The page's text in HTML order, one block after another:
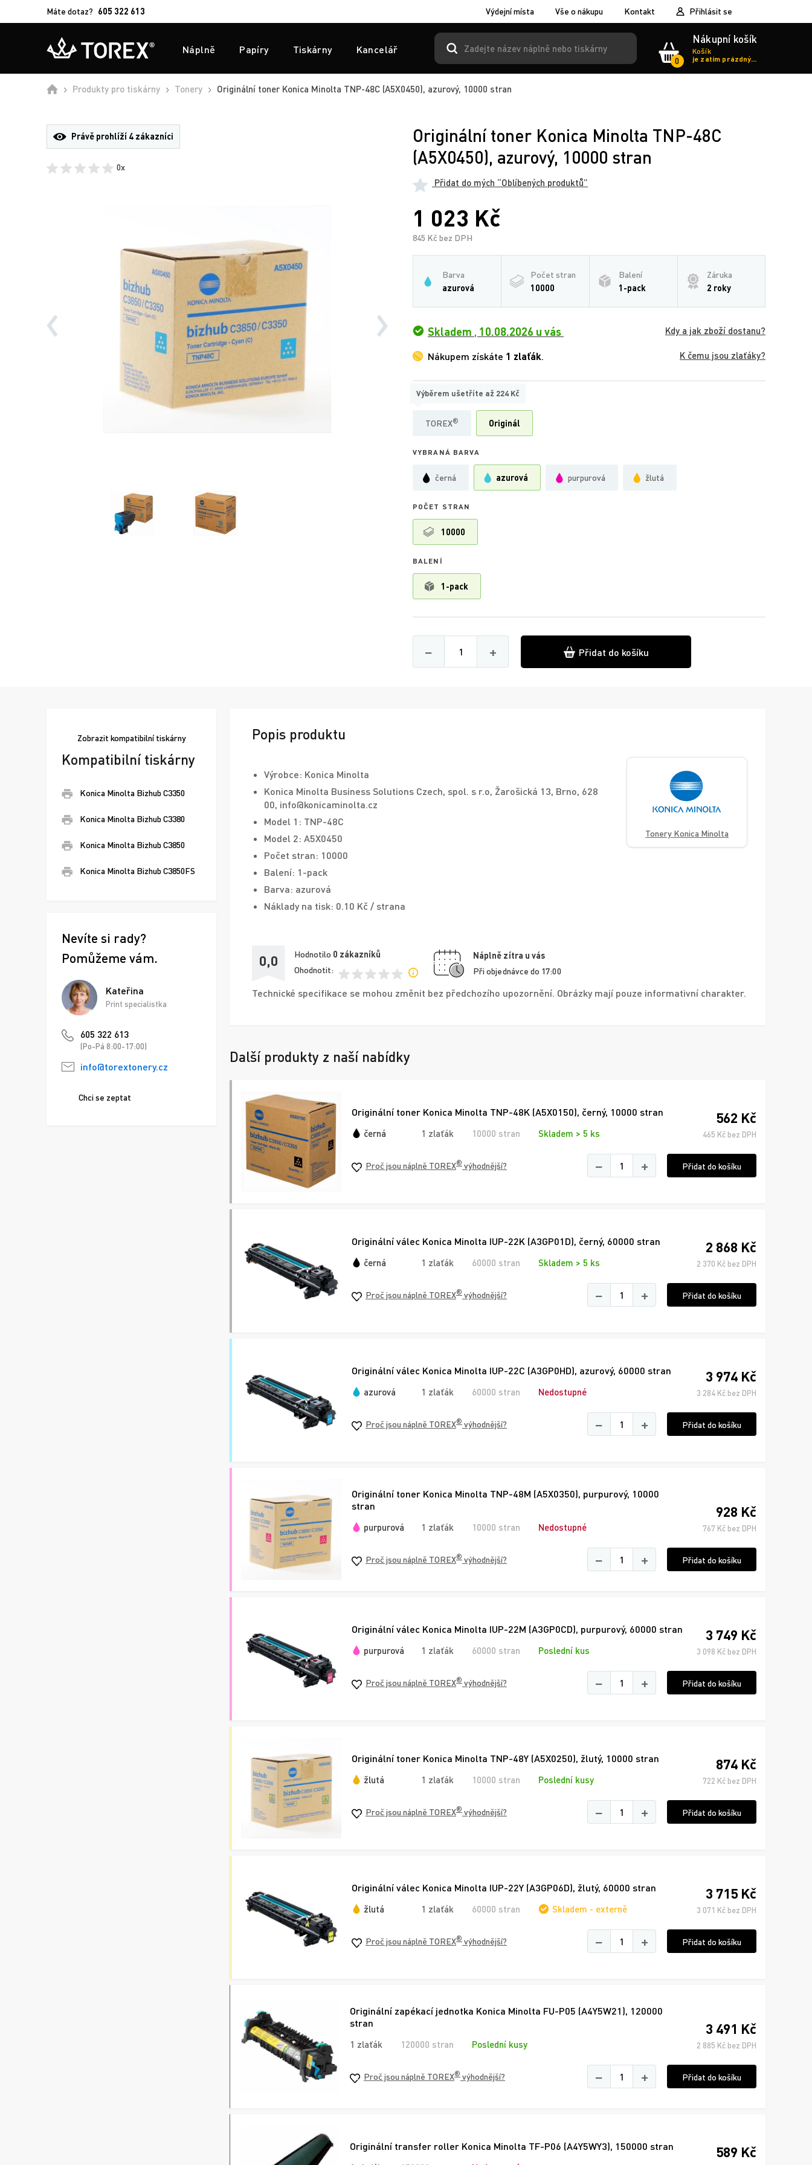
Máte dotaz? 605 322 613 Výdejní místa Vše o nákupu Kontakt Přihlásit se
Náplně Papíry Tiskárny Kancelář
0
Nákupní košík
Košík
je zatím prázdný...
ÚvodProdukty pro tiskárny Tonery Originální toner Konica Minolta TNP-48C (A5X0450), azurový, 10000 stran
Právě prohlíží 4 zákazníci
0x
Originální toner Konica Minolta TNP-48C
(A5X0450), azurový, 10000 stran
Přidat do mých “Oblíbených produktů”
1 023 Kč
845 Kč bez DPH
Barva
azurová
Počet stran
10000
Balení
1-pack
Záruka
2 roky
Skladem , 10.08.2026 u vás Kdy a jak zboží dostanu?
Nákupem získáte 1 zlaťák. K čemu jsou zlaťáky?
TYP
TOREX®
Výběrem ušetříte až 224 Kč
Originál
VYBRANÁ BARVA
černá azurová purpurová žlutá
POČET STRAN
10000
BALENÍ
1-pack
−
Množství
+ Přidat do košíku
Zobrazit kompatibilní tiskárny
Kompatibilní tiskárny
Konica Minolta Bizhub C3350
Konica Minolta Bizhub C3380
Konica Minolta Bizhub C3850
Konica Minolta Bizhub C3850FS
Nevíte si rady?
Pomůžeme vám.
Kateřina
Print specialistka
605 322 613
(Po-Pá 8:00-17:00)
info@torextonery.cz
Chci se zeptat
Popis produktu
Výrobce: Konica Minolta
Konica Minolta Business Solutions Czech, spol. s r.o, Žarošická 13, Brno, 628
00, info@konicaminolta.cz
Model 1: TNP-48C
Model 2: A5X0450
Počet stran: 10000
Balení: 1-pack
Barva: azurová
Náklady na tisk: 0.10 Kč / strana
0,0 Hodnotilo 0 zákazníků
Ohodnotit:
Náplně zítra u vás
Při objednávce do 17:00
Tonery Konica Minolta
Technické specifikace se mohou změnit bez předchozího upozornění. Obrázky mají pouze informativní charakter.
Další produkty z naší nabídky
Originální toner Konica Minolta TNP-48K (A5X0150), černý, 10000 stran
černá 1 zlaťák 10000 stran Skladem > 5 ks
562 Kč
465 Kč bez DPH
Proč jsou náplně TOREX® výhodnější? − + Přidat do košíku
Originální válec Konica Minolta IUP-22K (A3GP01D), černý, 60000 stran
černá 1 zlaťák 60000 stran Skladem > 5 ks
2 868 Kč
2 370 Kč bez DPH
Proč jsou náplně TOREX® výhodnější? − + Přidat do košíku
Originální válec Konica Minolta IUP-22C (A3GP0HD), azurový, 60000 stran
azurová 1 zlaťák 60000 stran Nedostupné
3 974 Kč
3 284 Kč bez DPH
Proč jsou náplně TOREX® výhodnější? − + Přidat do košíku
Originální toner Konica Minolta TNP-48M (A5X0350), purpurový, 10000
stran
purpurová 1 zlaťák 10000 stran Nedostupné
928 Kč
767 Kč bez DPH
Proč jsou náplně TOREX® výhodnější? − + Přidat do košíku
Originální válec Konica Minolta IUP-22M (A3GP0CD), purpurový, 60000 stran
purpurová 1 zlaťák 60000 stran Poslední kus
3 749 Kč
3 098 Kč bez DPH
Proč jsou náplně TOREX® výhodnější? − + Přidat do košíku
Originální toner Konica Minolta TNP-48Y (A5X0250), žlutý, 10000 stran
žlutá 1 zlaťák 10000 stran Poslední kusy
874 Kč
722 Kč bez DPH
Proč jsou náplně TOREX® výhodnější? − + Přidat do košíku
Originální válec Konica Minolta IUP-22Y (A3GP06D), žlutý, 60000 stran
žlutá 1 zlaťák 60000 stran Skladem - externě
3 715 Kč
3 071 Kč bez DPH
Proč jsou náplně TOREX® výhodnější? − + Přidat do košíku
Originální zapékací jednotka Konica Minolta FU-P05 (A4Y5W21), 120000
stran
1 zlaťák 120000 stran Poslední kusy
3 491 Kč
2 885 Kč bez DPH
Proč jsou náplně TOREX® výhodnější? − + Přidat do košíku
Originální transfer roller Konica Minolta TF-P06 (A4Y5WY3), 150000 stran 589 Kč